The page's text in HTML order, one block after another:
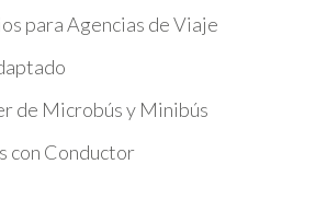
para Agencias de Viaje
de Microbús y Minibús
con Conductor